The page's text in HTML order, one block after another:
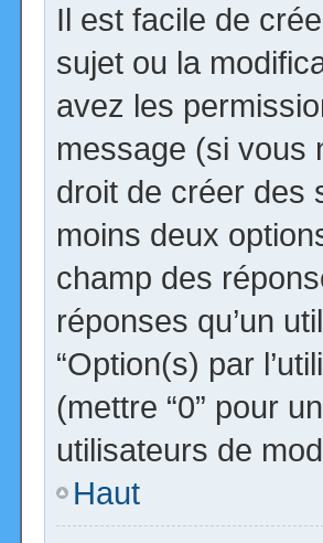
Il est facile de
sujet ou la
avez les
message (si vous
droit de créer des
moins deux
champ des
réponses qu’un
“Option(s) par
(mettre “0” pour
utilisateurs de
Haut